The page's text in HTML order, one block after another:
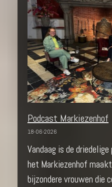
Podcast Markiezenhof
18-06-2026
Vandaag is de
het Markiezenhof
bijzondere vrouwen die